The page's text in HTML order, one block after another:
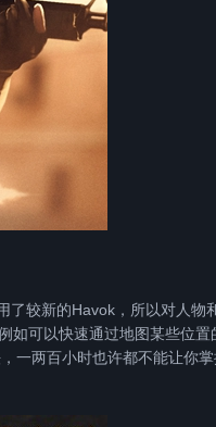
较新的Havok，所以对人物
如可以快速通过地图某些位置
一两百小时也许都不能让你掌